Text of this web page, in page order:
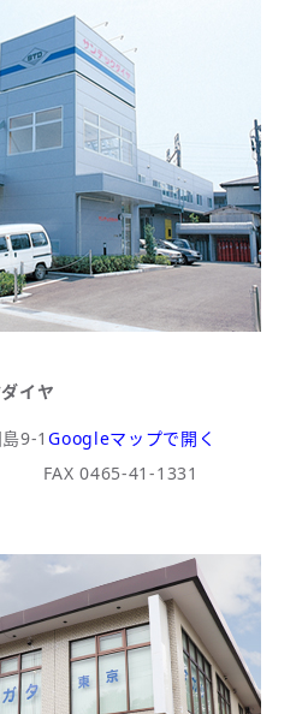
イヤ
島9-1Googleマップで開く
FAX 0465-41-1331